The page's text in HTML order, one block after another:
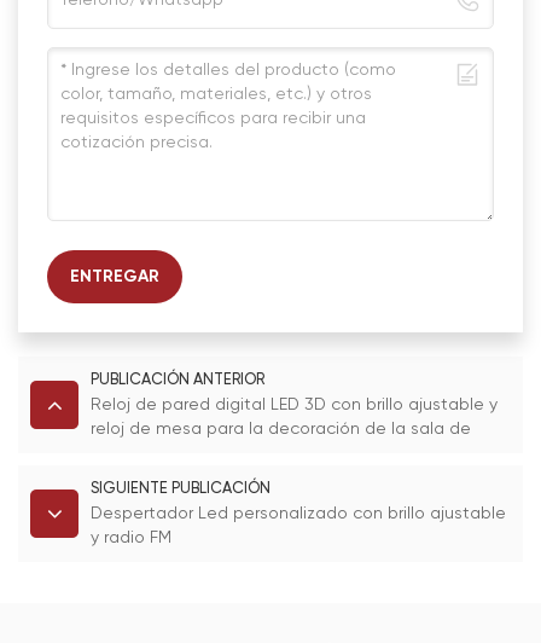
ENTREGAR
PUBLICACIÓN ANTERIOR
Reloj de pared digital LED 3D con brillo ajustable y
reloj de mesa para la decoración de la sala de
SIGUIENTE PUBLICACIÓN
Despertador Led personalizado con brillo ajustable
y radio FM